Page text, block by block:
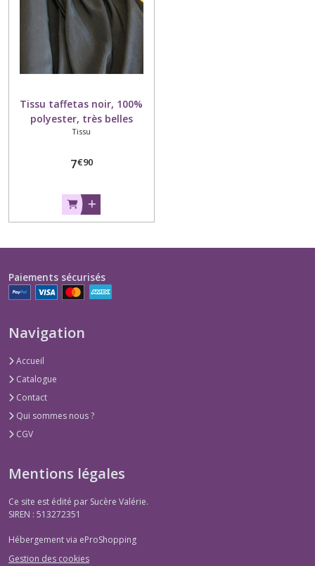
Tissu taffetas noir, 100%
polyester, très belles
couleurs, laize 150 cm.
Tissu
7€90
Paiements sécurisés
Navigation
Accueil
Catalogue
Contact
Qui sommes nous ?
CGV
Mentions légales
Ce site est édité par Sucère Valérie.
SIREN : 513272351
Hébergement via eProShopping
Gestion des cookies